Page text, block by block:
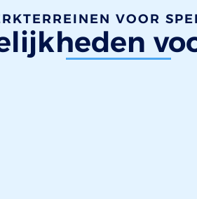
VOOR